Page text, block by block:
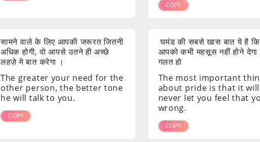
COPY
सामने वाले के लिए आपकी जरूरत जितनी
अधिक होगी, वो आपसे उतने ही अच्छे
लहज़े मे बात करेगा ।
The greater your need for the
other person, the better tone
he will talk to you.
COPY
घमंड की सबसे खास बात ये है
आपको कभी महसूस नहीं होने
गलत हो
The most important
about pride is that it will
never let you feel that
wrong.
COPY